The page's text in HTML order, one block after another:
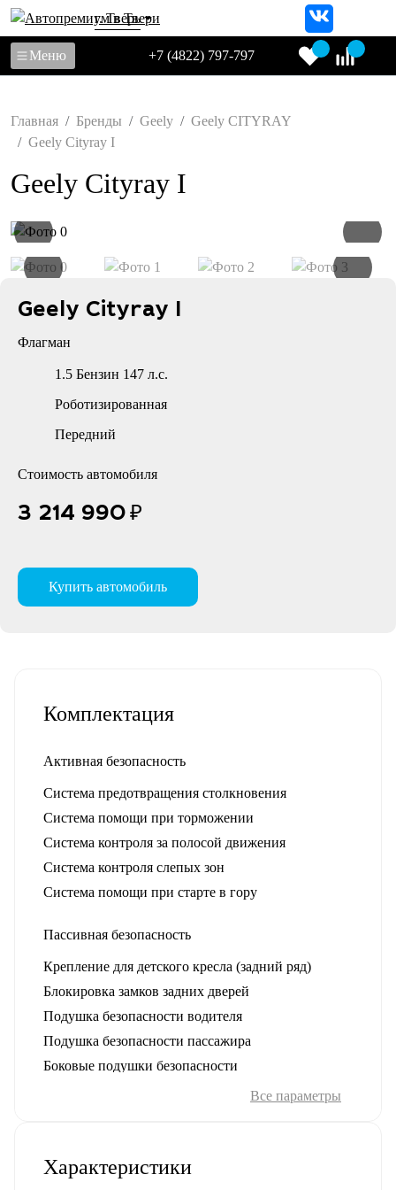
г. Тверь
Меню +7 (4822) 797-797
Главная Бренды Geely
Geely CITYRAY
Geely Cityray I
Geely Cityray I
Geely Cityray I
Флагман
1.5 Бензин 147 л.с.
Роботизированная
Передний
Стоимость автомобиля
3 214 990 ₽
Купить автомобиль
Комплектация
Активная безопасность
Система предотвращения столкновения
Система помощи при торможении
Система контроля за полосой движения
Система контроля слепых зон
Система помощи при старте в гору
Пассивная безопасность
Крепление для детского кресла (задний ряд)
Блокировка замков задних дверей
Подушка безопасности водителя
Подушка безопасности пассажира
Боковые подушки безопасности
Оконные подушки безопасности (шторки)
Иммобилайзер
Все параметры
Характеристики